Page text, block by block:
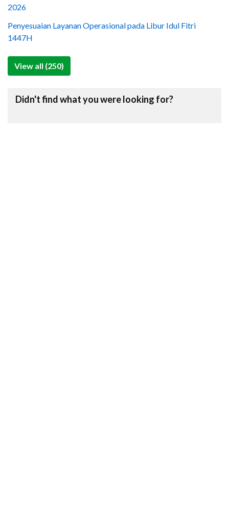
2026
Penyesuaian Layanan Operasional pada Libur Idul Fitri
1447H
View all (250)
Didn't find what you were looking for?